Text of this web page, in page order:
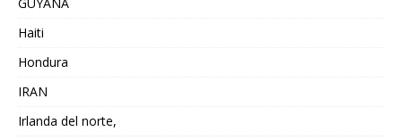
Haiti
Hondura
IRAN
Irlanda del norte,